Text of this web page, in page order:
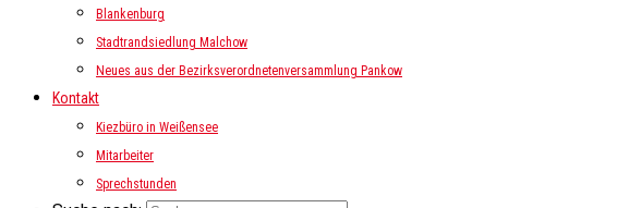
Blankenburg
Stadtrandsiedlung Malchow
Neues aus der Bezirksverordnetenversammlung Pankow
Kontakt
Kiezbüro in Weißensee
Mitarbeiter
Sprechstunden